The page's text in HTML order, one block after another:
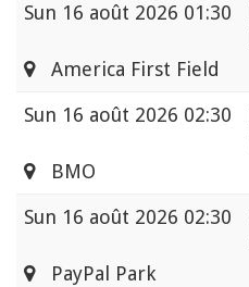
Sun 16 août 2026 01:30
America First Field
Sun 16 août 2026 02:30
BMO
Sun 16 août 2026 02:30
PayPal Park